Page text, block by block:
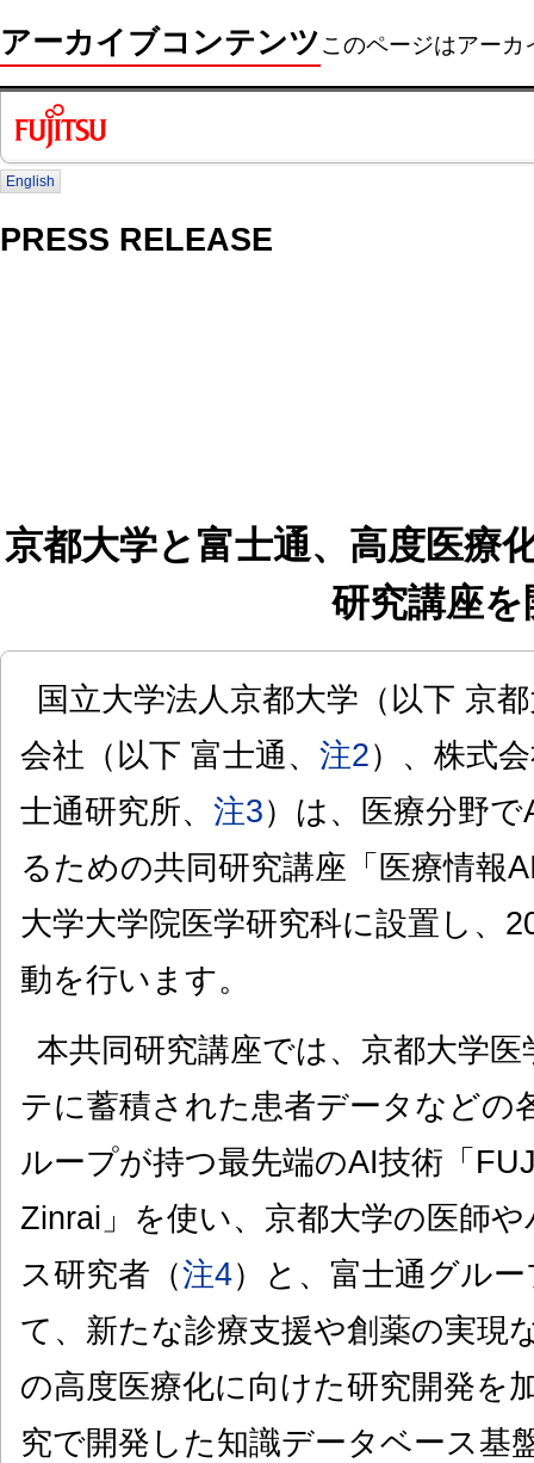
アーカイブコンテンツこのページはアー
English
PRESS RELEASE
京都大学と富士通、高度医療
研究講座を
国立大学法人京都大学（以下 京
会社（以下 富士通、 注2）、株式
士通研究所、 注3）は、医療分野
るための共同研究講座「医療情報
大学大学院医学研究科に設置し、
動を行います。
本共同研究講座では、京都大学
テに蓄積された患者データなどの
ループが持つ最先端のAI技術「
Zinrai」を使い、京都大学の医師
ス研究者（注4）と、富士通グル
て、新たな診療支援や創薬の実現
の高度医療化に向けた研究開発を
究で開発した知識データベース基